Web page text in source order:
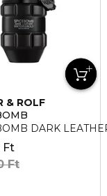
& ROLF
DARK
Ft
Ft